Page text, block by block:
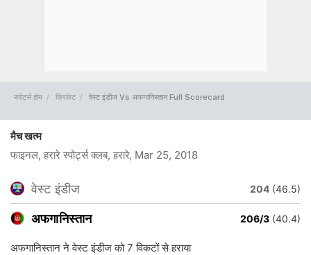
स्पोर्ट्स होम क्रिकेट वेस्ट इंडीज Vs अफगानिस्तान Full Scorecard
मैच खत्म
फाइनल, हरारे स्पोर्ट्स क्लब, हरारे, Mar 25, 2018
वेस्ट इंडीज 204 (46.5)
अफगानिस्तान 206/3 (40.4)
अफगानिस्तान ने वेस्ट इंडीज को 7 विकटों से हराया